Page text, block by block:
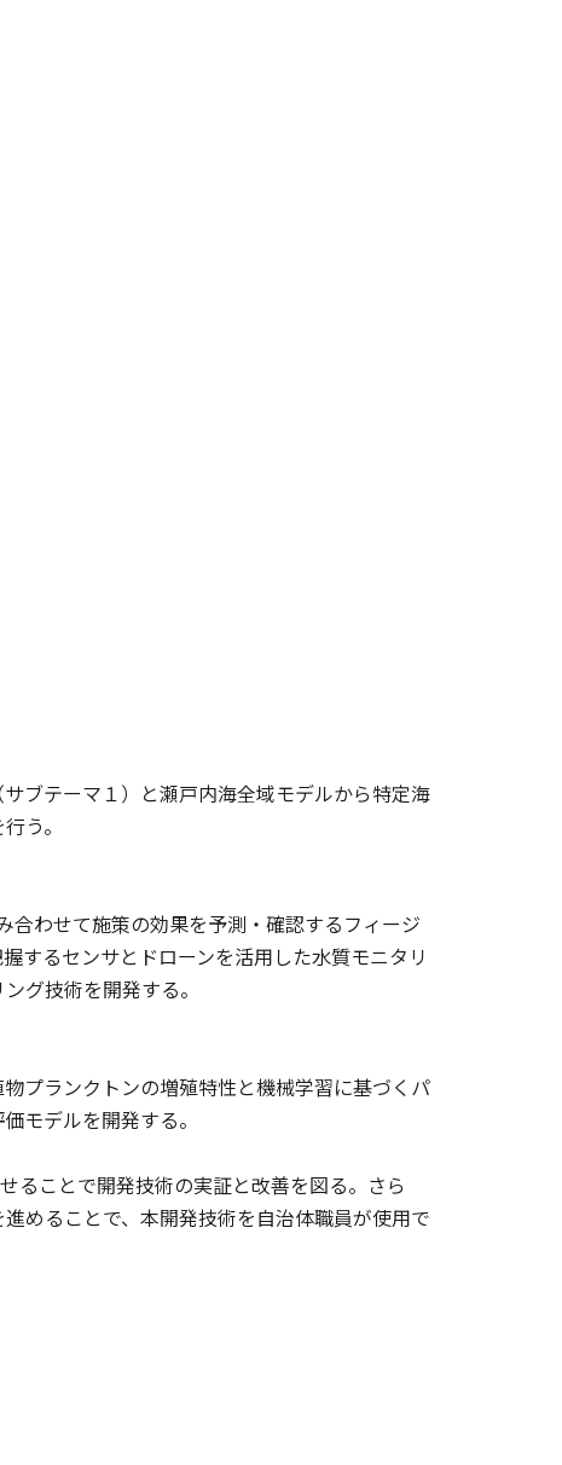
ブテーマ１）と瀬戸内海全域モデルから特定海
う。
わせて施策の効果を予測・確認するフィージ
するセンサとドローンを活用した水質モニタリ
グ技術を開発する。
プランクトンの増殖特性と機械学習に基づくパ
モデルを開発する。
ることで開発技術の実証と改善を図る。さら
めることで、本開発技術を自治体職員が使用で